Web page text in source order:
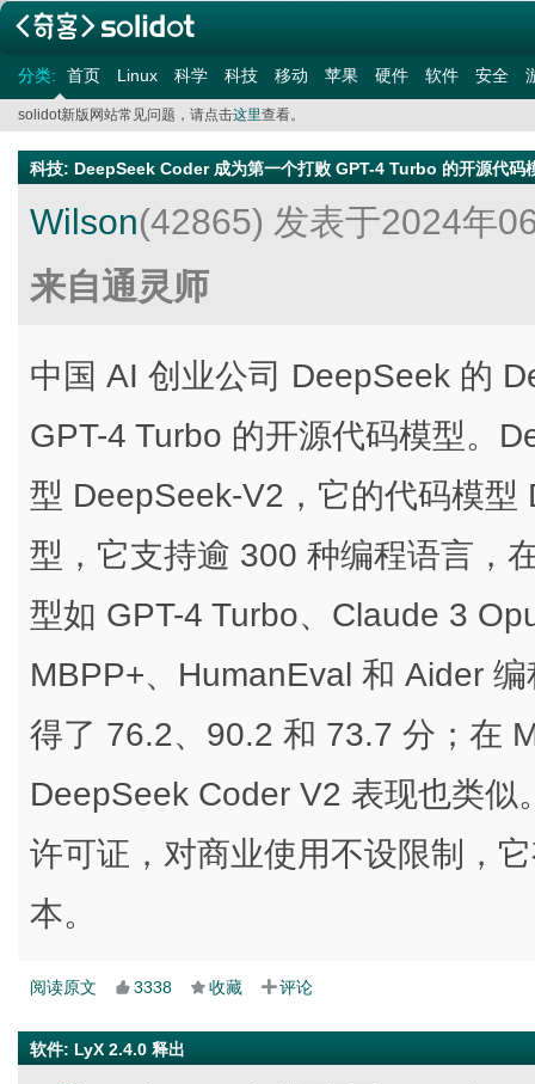
分类: 首页 Linux 科学 科技 移动 苹果 硬件 软件 安全
solidot新版网站常见问题，请点击这里查看。
科技: DeepSeek Coder 成为第一个打败 GPT-4 Turbo 的开源代码
Wilson(42865) 发表于2024年
来自通灵师
中国 AI 创业公司 DeepSeek 的
GPT-4 Turbo 的开源代码模型。
型 DeepSeek-V2，它的代码模
型，它支持逾 300 种编程语言，
型如 GPT-4 Turbo、Claude 3
MBPP+、HumanEval 和 Aider
得了 76.2、90.2 和 73.7 分；在
DeepSeek Coder V2 表现也类
许可证，对商业使用不设限制，
本。
阅读原文 3338 收藏 评论
软件: LyX 2.4.0 释出